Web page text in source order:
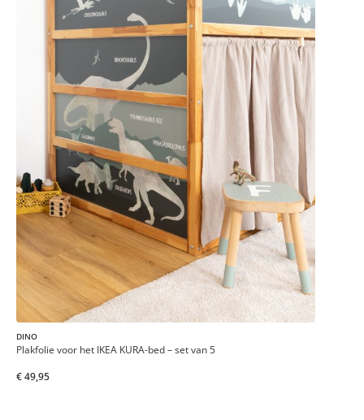
DINO
Plakfolie voor het IKEA KURA-bed – set van 5
€ 49,95